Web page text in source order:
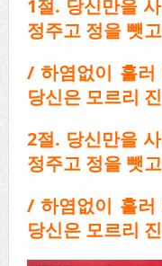
1절. 당신만을
정주고 정을 뺏
/하염없이 흘
당신은 모르리
2절. 당신만을
정주고 정을 뺏
/하염없이 흘
당신은 모르리